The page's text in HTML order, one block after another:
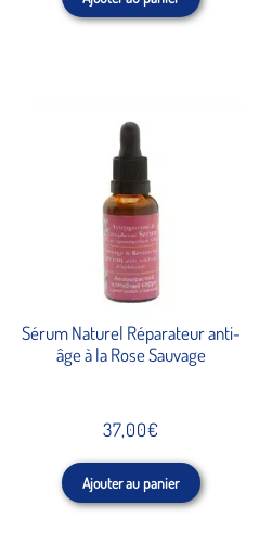
Sérum Naturel Réparateur anti-
âge à la Rose Sauvage
37,00€
Ajouter au panier